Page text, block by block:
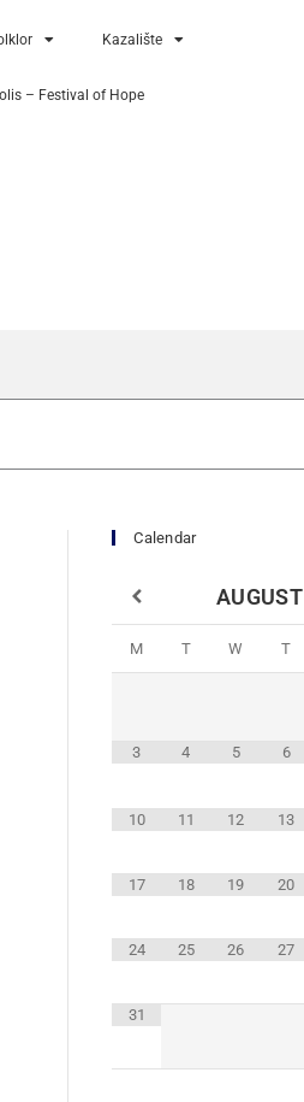
Kazalište
– Festival of Hope
Calendar
AUGUST
M T W T
3 4 5 6
10 11 12 13
17 18 19 20
24 25 26 27
31